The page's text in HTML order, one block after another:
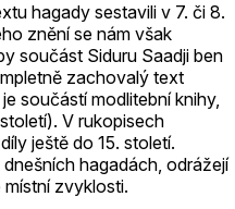
hagady sestavili v 7. či 8.
znění se nám však
součást Siduru Saadji ben
zachovalý text
součástí modlitební knihy,
V rukopisech
ještě do 15. století.
hagadách, odrážejí
místní zvyklosti.